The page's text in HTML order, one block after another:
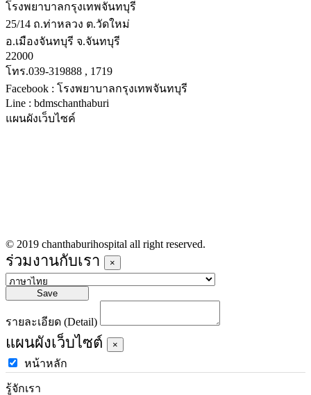
โรงพยาบาลกรุงเทพจันทบุรี
25/14 ถ.ท่าหลวง ต.วัดใหม่
อ.เมืองจันทบุรี จ.จันทบุรี
22000
โทร.039-319888 , 1719
Facebook : โรงพยาบาลกรุงเทพจันทบุรี
Line : bdmschanthaburi
แผนผังเว็บไซค์
© 2019 chanthaburihospital all right reserved.
ร่วมงานกับเรา ×
Save
รายละเอียด (Detail)
แผนผังเว็บไซต์ ×
หน้าหลัก
รู้จักเรา